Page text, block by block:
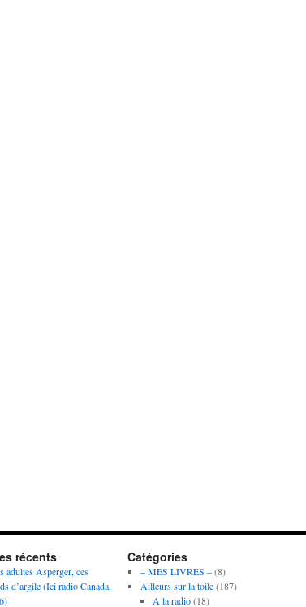
récents
adultes Asperger, ces
d’argile (Ici radio Canada,
Catégories
– MES LIVRES –(8)
Ailleurs sur la toile(187)
A la radio(18)